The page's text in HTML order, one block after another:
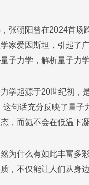
张朝阳曾在2024首场
家爱因斯坦，引起了
力学，解析量子力学
学起源于20世纪初，
这句话充分反映了量
，而氦不会在低温下
为什么有如此丰富多
，不仅能让人们从身